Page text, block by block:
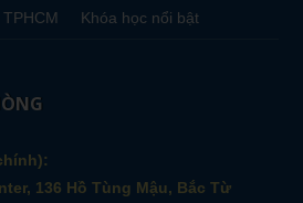
Khóa học nổi bật
136 Hồ Tùng Mậu, Bắc Từ